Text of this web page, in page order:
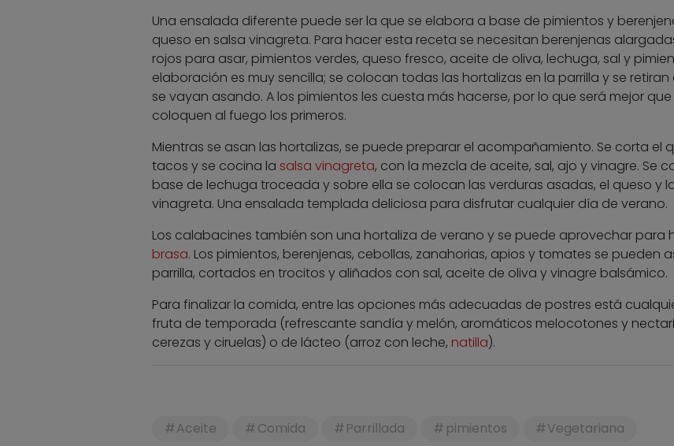
Una ensalada diferente puede ser la que se elabora a base de pimientos y
queso en salsa vinagreta. Para hacer esta receta se necesitan berenjenas
rojos para asar, pimientos verdes, queso fresco, aceite de oliva, lechuga, sal y
elaboración es muy sencilla; se colocan todas las hortalizas en la parrilla y se
se vayan asando. A los pimientos les cuesta más hacerse, por lo que será mejor que
coloquen al fuego los primeros.
Mientras se asan las hortalizas, se puede preparar el acompañamiento. Se corta el
tacos y se cocina la salsa vinagreta, con la mezcla de aceite, sal, ajo y vinagre. Se
base de lechuga troceada y sobre ella se colocan las verduras asadas, el queso y
vinagreta. Una ensalada templada deliciosa para disfrutar cualquier día de verano.
Los calabacines también son una hortaliza de verano y se puede aprovechar para
brasa. Los pimientos, berenjenas, cebollas, zanahorias, apios y tomates se pueden
parrilla, cortados en trocitos y aliñados con sal, aceite de oliva y vinagre balsámico.
Para finalizar la comida, entre las opciones más adecuadas de postres está
fruta de temporada (refrescante sandía y melón, aromáticos melocotones y
cerezas y ciruelas) o de lácteo (arroz con leche, natilla).
Aceite Comida Parrillada pimientos Vegetariana